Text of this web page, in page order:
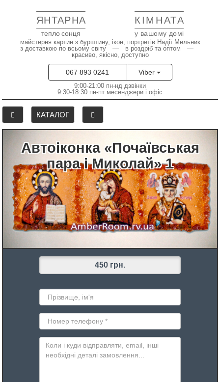
ЯНТАРНА КІМНАТА
тепло сонця у вашому домі
майстерня картин з бурштину, ікон, портретів Надії Мельник
з доставкою по всьому світу — в роздріб та оптом —
красиво, якісно, доступно
067 893 0241 Viber
9:00-21:00 пн-нд дзвінки
9:30-18:30 пн-пт месенджери і офіс
КАТАЛОГ
Автоіконка «Почаївськая
пара і Миколай» 1
450 грн.